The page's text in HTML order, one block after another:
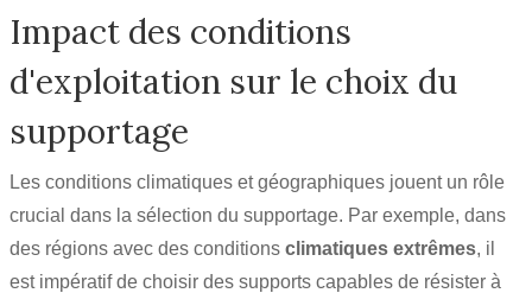
Impact des conditions
d'exploitation sur le choix du
supportage
Les conditions climatiques et géographiques jouent un rôle
crucial dans la sélection du supportage. Par exemple, dans
des régions avec des conditions climatiques extrêmes, il
est impératif de choisir des supports capables de résister à